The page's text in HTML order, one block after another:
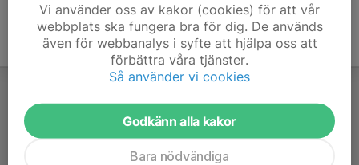
Vi använder oss av kakor (cookies) för att vår
webbplats ska fungera bra för dig. De används
även för webbanalys i syfte att hjälpa oss att
förbättra våra tjänster.
Så använder vi cookies
Godkänn alla kakor
Bara nödvändiga